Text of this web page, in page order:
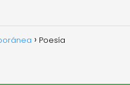
Poesía